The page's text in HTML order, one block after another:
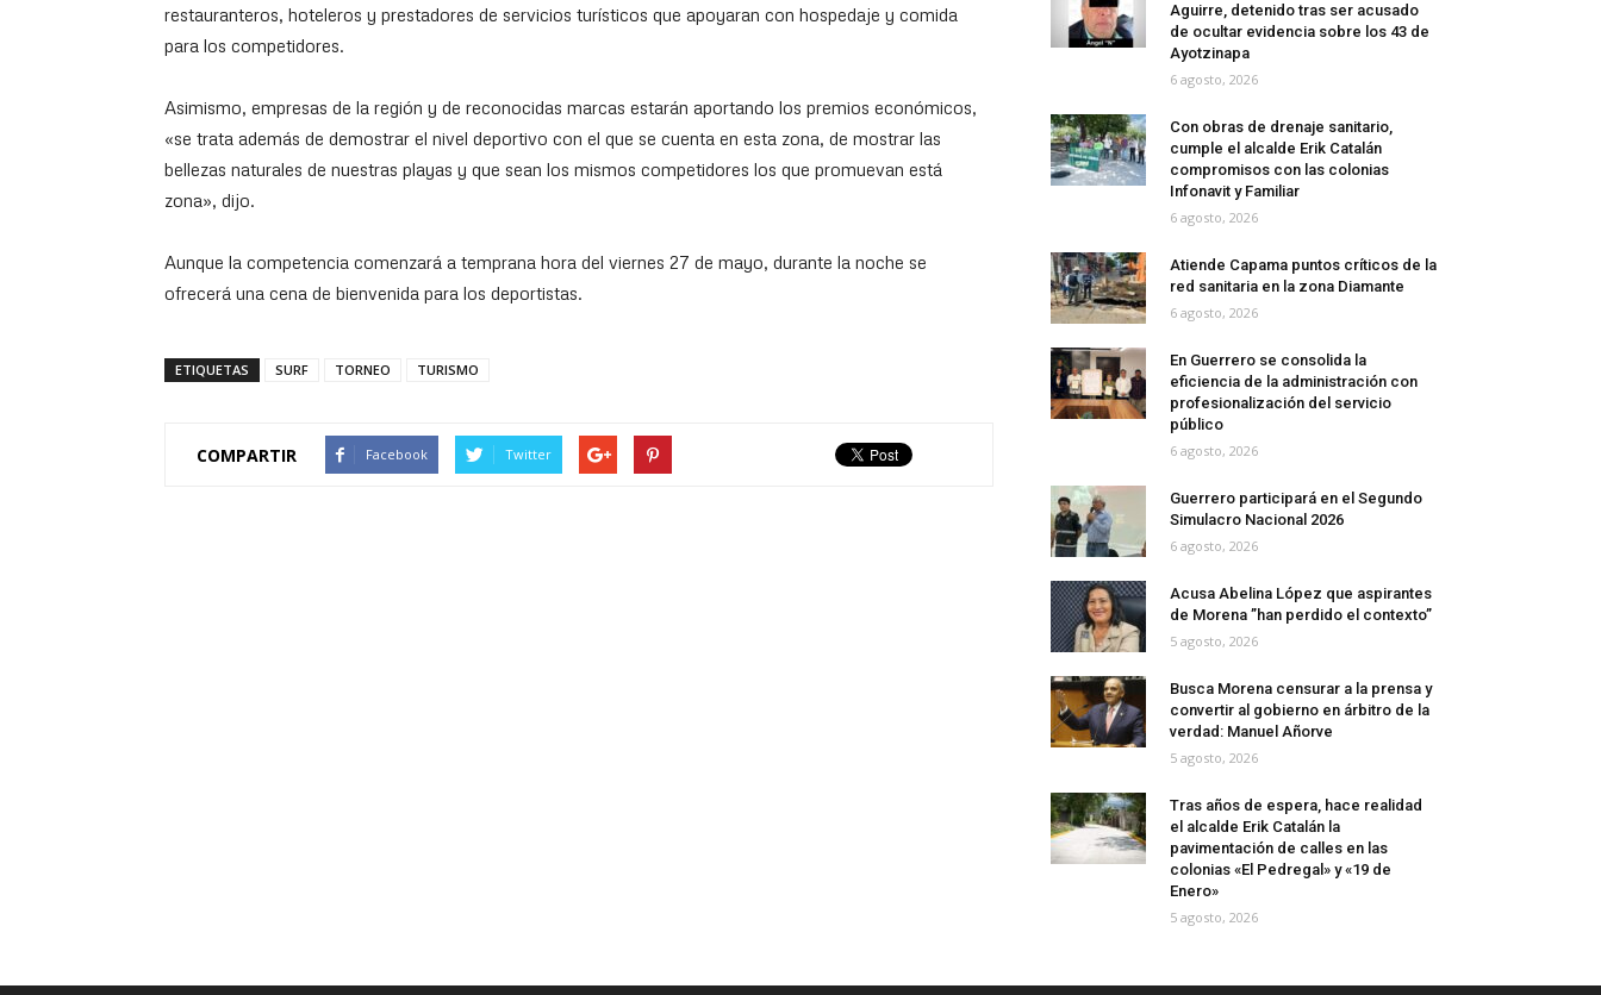
restauranteros, hoteleros y prestadores de servicios turísticos que apoyaran con hospedaje y comida
para los competidores.
Asimismo, empresas de la región y de reconocidas marcas estarán aportando los premios económicos,
«se trata además de demostrar el nivel deportivo con el que se cuenta en esta zona, de mostrar las
bellezas naturales de nuestras playas y que sean los mismos competidores los que promuevan está
zona», dijo.
Aunque la competencia comenzará a temprana hora del viernes 27 de mayo, durante la noche se
ofrecerá una cena de bienvenida para los deportistas.
ETIQUETAS SURF TORNEO TURISMO
COMPARTIR Facebook Twitter
Aguirre, detenido tras ser acusado
de ocultar evidencia sobre los 43 de
Ayotzinapa
6 agosto, 2026
Con obras de drenaje sanitario,
cumple el alcalde Erik Catalán
compromisos con las colonias
Infonavit y Familiar
6 agosto, 2026
Atiende Capama puntos críticos de la
red sanitaria en la zona Diamante
6 agosto, 2026
En Guerrero se consolida la
eficiencia de la administración con
profesionalización del servicio
público
6 agosto, 2026
Guerrero participará en el Segundo
Simulacro Nacional 2026
6 agosto, 2026
Acusa Abelina López que aspirantes
de Morena ”han perdido el contexto”
5 agosto, 2026
Busca Morena censurar a la prensa y
convertir al gobierno en árbitro de la
verdad: Manuel Añorve
5 agosto, 2026
Tras años de espera, hace realidad
el alcalde Erik Catalán la
pavimentación de calles en las
colonias «El Pedregal» y «19 de
Enero»
5 agosto, 2026